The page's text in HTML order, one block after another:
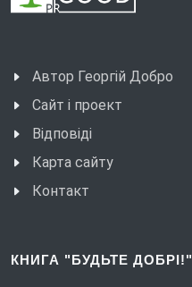
Автор Георгій Добро
Сайт і проект
Відповіді
Карта сайту
Контакт
КНИГА "БУДЬТЕ ДОБРІ!"